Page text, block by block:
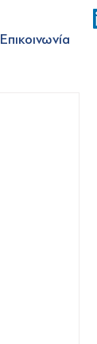
Επικοινωνία